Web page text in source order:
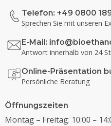
Telefon: +49 0800
Sprechen Sie mit unseren
E-Mail:
Antwort innerhalb von 24
Online-Präsentation
Persönliche Beratung
Öffnungszeiten
Montag – Freitag: 10:00 –